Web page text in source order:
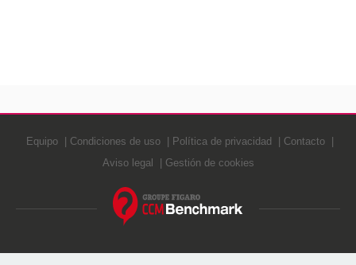
Equipo Condiciones de uso Política de privacidad
Contacto
Aviso legal
Gestión de cookies